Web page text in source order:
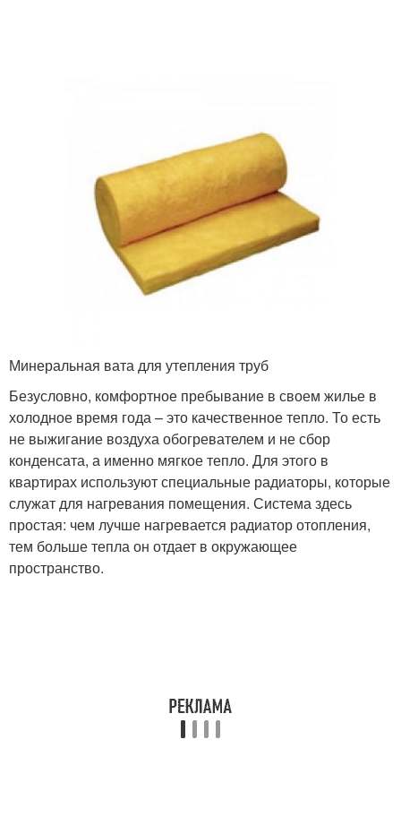
Минеральная вата для утепления труб
Безусловно, комфортное пребывание в своем жилье в
холодное время года – это качественное тепло. То есть
не выжигание воздуха обогревателем и не сбор
конденсата, а именно мягкое тепло. Для этого в
квартирах используют специальные радиаторы, которые
служат для нагревания помещения. Система здесь
простая: чем лучше нагревается радиатор отопления,
тем больше тепла он отдает в окружающее
пространство.